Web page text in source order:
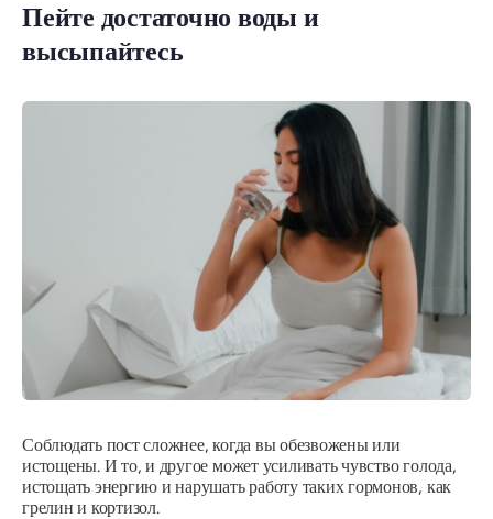
Пейте достаточно воды и
высыпайтесь
Соблюдать пост сложнее, когда выобезвоженыили
истощены. И то, и другое может усиливать чувство голода,
истощать энергию и нарушать работу таких гормонов, как
грелин и кортизол.